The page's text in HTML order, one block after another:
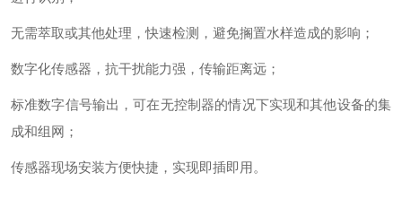
无需萃取或其他处理，快速检测，避免搁置水样造成的影响；
数字化传感器，抗干扰能力强，传输距离远；
标准数字信号输出，可在无控制器的情况下实现和其他设备的集
成和组网；
传感器现场安装方便快捷，实现即插即用。